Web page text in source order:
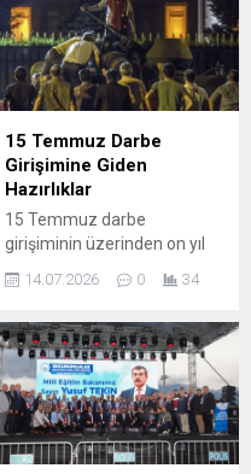
kuracağı iddiaları gündeme
taşınırken, parti yönetimi bu
tür bir bölünmenin önüne
geçme çabası içinde. CHP
Genel Başkanı Kemal
Kılıçdaroğlu, TV100 yayını
sırasında kendisine
yöneltilen sorulara yanıt
15 Temmuz Darbe
Girişimine Giden
Hazırlıklar
15 Temmuz darbe
girişiminin üzerinden on yıl
geçti; ancak olayla ilgili yeni
ayrıntılar ortaya çıkmaya
kaynaklarının verdiği
bilgilere göre, darbe planının
ilk tohumları 1 Kasım 2015
seçimleri sonrası atıldı.
Seçim sonuçlarının örgütün
bürokrasideki beklentilerini
14.07.2026 0 34